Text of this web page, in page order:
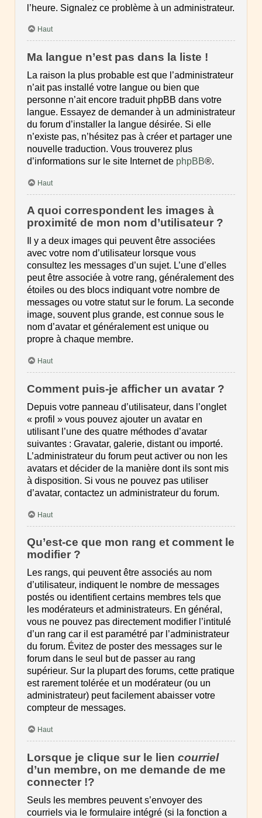
l’heure. Signalez ce problème à un administrateur.
Haut
Ma langue n’est pas dans la liste !
La raison la plus probable est que l’administrateur
n’ait pas installé votre langue ou bien que
personne n’ait encore traduit phpBB dans votre
langue. Essayez de demander à un administrateur
du forum d’installer la langue désirée. Si elle
n’existe pas, n’hésitez pas à créer et partager une
nouvelle traduction. Vous trouverez plus
d’informations sur le site Internet de phpBB®.
Haut
A quoi correspondent les images à
proximité de mon nom d’utilisateur ?
Il y a deux images qui peuvent être associées
avec votre nom d’utilisateur lorsque vous
consultez les messages d’un sujet. L’une d’elles
peut être associée à votre rang, généralement des
étoiles ou des blocs indiquant votre nombre de
messages ou votre statut sur le forum. La seconde
image, souvent plus grande, est connue sous le
nom d’avatar et généralement est unique ou
propre à chaque membre.
Haut
Comment puis-je afficher un avatar ?
Depuis votre panneau d’utilisateur, dans l’onglet
« profil » vous pouvez ajouter un avatar en
utilisant l’une des quatre méthodes d’avatar
suivantes : Gravatar, galerie, distant ou importé.
L’administrateur du forum peut activer ou non les
avatars et décider de la manière dont ils sont mis
à disposition. Si vous ne pouvez pas utiliser
d’avatar, contactez un administrateur du forum.
Haut
Qu’est-ce que mon rang et comment le
modifier ?
Les rangs, qui peuvent être associés au nom
d’utilisateur, indiquent le nombre de messages
postés ou identifient certains membres tels que
les modérateurs et administrateurs. En général,
vous ne pouvez pas directement modifier l’intitulé
d’un rang car il est paramétré par l’administrateur
du forum. Évitez de poster des messages sur le
forum dans le seul but de passer au rang
supérieur. Sur la plupart des forums, cette pratique
est rarement tolérée et un modérateur (ou un
administrateur) peut facilement abaisser votre
compteur de messages.
Haut
Lorsque je clique sur le lien courriel
d’un membre, on me demande de me
connecter !?
Seuls les membres peuvent s’envoyer des
courriels via le formulaire intégré (si la fonction a